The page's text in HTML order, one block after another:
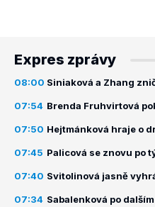
Expres zprávy
08:00 Siniaková a Zhang
07:54 Brenda Fruhvirtová
07:50 Hejtmánková hraje o
07:45 Palicová se znovu po
07:40 Svitolinová jasně
07:34 Sabalenková po